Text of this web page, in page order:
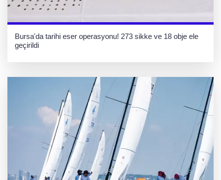
Bursa'da tarihi eser operasyonu! 273 sikke ve 18 obje ele
geçirildi